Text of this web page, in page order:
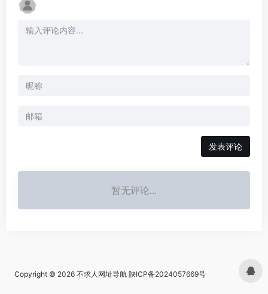
发表评论
暂无评论...
Copyright © 2026 不求人网址导航 陕ICP备2024057669号